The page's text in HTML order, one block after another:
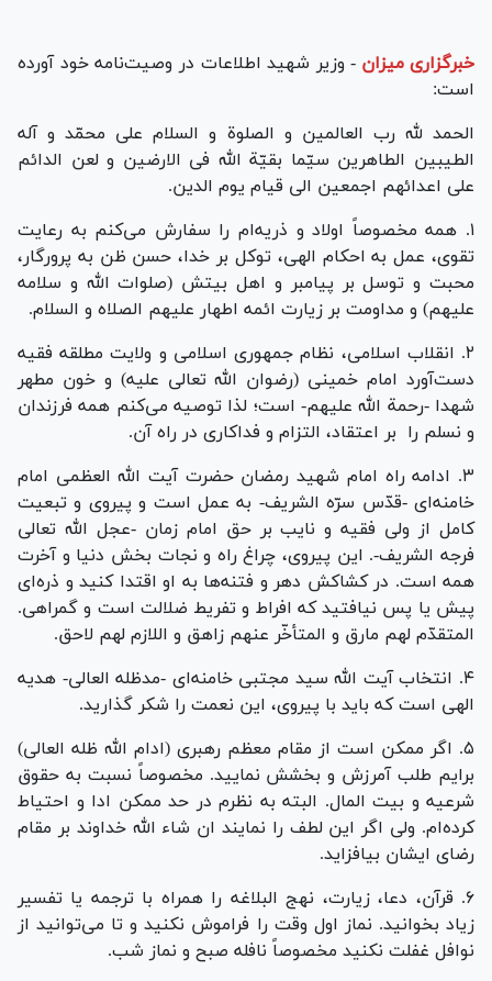
خبرگزاری میزان - وزیر شهید اطلاعات در وصیت‌نامه خود آورده
است:
الحمد لله رب العالمین و الصلوة و السلام علی محمّد و آله
الطیبین الطاهرین سیّما بقیّة الله فی الارضین و لعن الدائم
علی اعدائهم اجمعین الی قیام یوم الدین.
۱. همه مخصوصاً اولاد و ذریه‌ام را سفارش می‌کنم به رعایت
تقوی، عمل به احکام الهی، توکل بر خدا، حسن ظن به پرورگار،
محبت و توسل بر پیامبر و اهل بیتش (صلوات الله و سلامه
علیهم) و مداومت بر زیارت ائمه اطهار علیهم الصلاه و السلام.
۲. انقلاب اسلامی، نظام جمهوری اسلامی و ولایت مطلقه فقیه
دست‌آورد امام خمینی (رضوان الله تعالی علیه) و خون مطهر
شهدا -رحمة الله علیهم- است؛ لذا توصیه می‌کنم همه فرزندان
و نسلم را بر اعتقاد، التزام و فداکاری در راه آن.
۳. ادامه راه امام شهید رمضان حضرت آیت الله العظمی امام
خامنه‌ای -قدّس سرّه الشریف- به عمل است و پیروی و تبعیت
کامل از ولی فقیه و نایب بر حق امام زمان -عجل الله تعالی
فرجه الشریف-. این پیروی، چراغ راه و نجات بخش دنیا و آخرت
همه است. در کشاکش دهر و فتنه‌ها به او اقتدا کنید و ذره‌ای
پیش یا پس نیافتید که افراط و تفریط ضلالت است و گمراهی.
المتقدّم لهم مارق و المتأخّر عنهم زاهق و اللازم لهم لاحق.
۴. انتخاب آیت الله سید مجتبی خامنه‌ای -مدظله العالی- هدیه
الهی است که باید با پیروی، این نعمت را شکر گذارید.
۵. اگر ممکن است از مقام معظم رهبری (ادام الله ظله العالی)
برایم طلب آمرزش و بخشش نمایید. مخصوصاً نسبت به حقوق
شرعیه و بیت المال. البته به نظرم در حد ممکن ادا و احتیاط
کرده‌ام. ولی اگر این لطف را نمایند ان شاء الله خداوند بر مقام
رضای ایشان بیافزاید.
۶. قرآن، دعا، زیارت، نهج البلاغه را همراه با ترجمه یا تفسیر
زیاد بخوانید. نماز اول وقت را فراموش نکنید و تا می‌توانید از
نوافل غفلت نکنید مخصوصاً نافله صبح و نماز شب.